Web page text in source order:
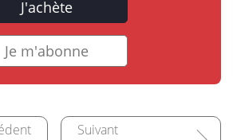
J'achète
Je m'abonne